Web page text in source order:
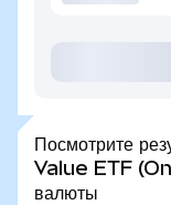
Посмотрите
Value ETF
валюты